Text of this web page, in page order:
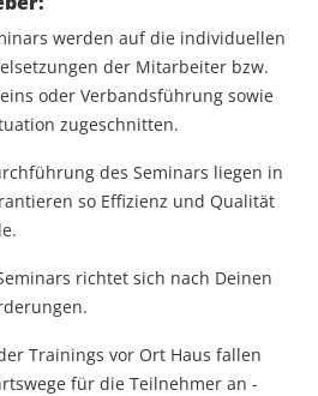
werden auf die individuellen
der Mitarbeiter bzw.
oder Verbandsführung sowie
zugeschnitten.
des Seminars liegen in
so Effizienz und Qualität
richtet sich nach Deinen
Trainings vor Ort Haus fallen
für die Teilnehmer an -